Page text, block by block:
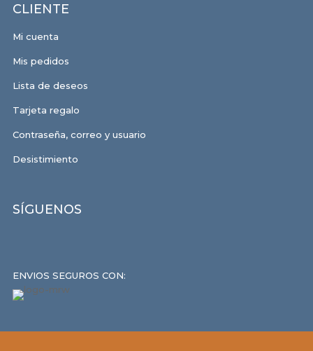
CLIENTE
Mi cuenta
Mis pedidos
Lista de deseos
Tarjeta regalo
Contraseña, correo y usuario
Desistimiento
SÍGUENOS
ENVIOS SEGUROS CON: